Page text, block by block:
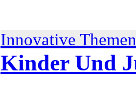
Innovative Themen
Kinder Und